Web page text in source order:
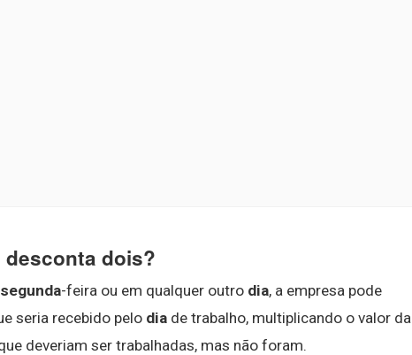
desconta dois?
segunda-feira ou em qualquer outro dia, a empresa pode
seria recebido pelo dia de trabalho, multiplicando o valor da
deveriam ser trabalhadas, mas não foram.